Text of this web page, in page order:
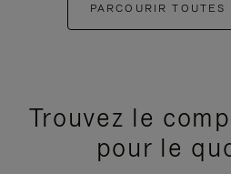
PARCOURIR
Trouvez le
pour le